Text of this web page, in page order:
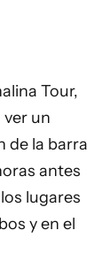
Tour,
un
de la barra
antes
lugares
y en el